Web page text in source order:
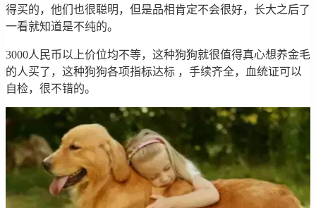
得买的，他们也很聪明，但是品相肯定不会很好，长大之后了
一看就知道是不纯的。
3000人民币以上价位均不等，这种狗狗就很值得真心想养金毛
的人买了，这种狗狗各项指标达标 ，手续齐全，血统证可以
自检，很不错的。